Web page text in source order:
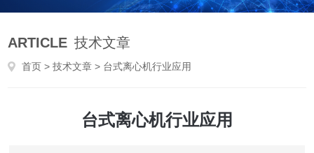
ARTICLE 技术文章
首页 >技术文章 > 台式离心机行业应用
台式离心机行业应用